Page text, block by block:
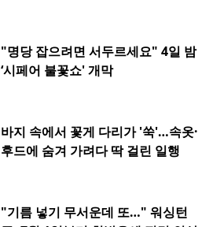
"명당 잡으려면 서두르세요" 4일 밤
‘시페어 불꽃쇼' 개막
바지 속에서 꽃게 다리가 '쑥'…속옷·
후드에 숨겨 가려다 딱 걸린 일행
"기름 넣기 무서운데 또…" 워싱턴